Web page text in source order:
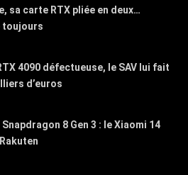
sa carte RTX pliée en deux…
toujours
4090 défectueuse, le SAV lui fait
d’euros
8 Gen 3 : le Xiaomi 14